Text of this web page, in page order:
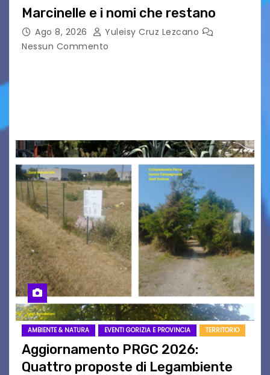
Marcinelle e i nomi che restano
Ago 8, 2026
Yuleisy Cruz Lezcano
Nessun Commento
AMBIENTE & NATURA EVENTI GORIZIA E PROVINCIA TERRITORIO
Aggiornamento PRGC 2026:
Quattro proposte di Legambiente